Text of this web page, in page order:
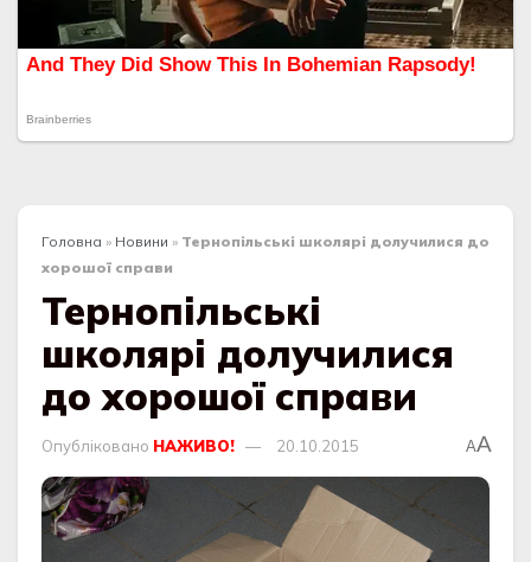
Головна » Новини » Тернопільські школярі долучилися до
хорошої справи
Тернопільські
школярі долучилися
до хорошої справи
Опубліковано НАЖИВО! 20.10.2015 AA